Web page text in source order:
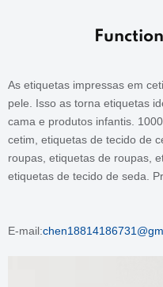
As etiquetas impressas em
pele. Isso as torna etiquetas
cama e produtos infantis.
cetim, etiquetas de tecido de
roupas, etiquetas de roupas,
etiquetas de tecido de seda.
E-mail: